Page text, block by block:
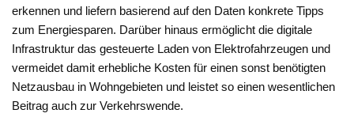
erkennen und liefern basierend auf den Daten konkrete Tipps
zum Energiesparen. Darüber hinaus ermöglicht die digitale
Infrastruktur das gesteuerte Laden von Elektrofahrzeugen und
vermeidet damit erhebliche Kosten für einen sonst benötigten
Netzausbau in Wohngebieten und leistet so einen wesentlichen
Beitrag auch zur Verkehrswende.